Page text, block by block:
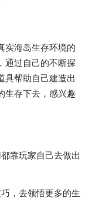
实海岛生存环境的
通过自己的不断探
具帮助自己建造出
生存下去，感兴趣
靠玩家自己去做出
，去领悟更多的生